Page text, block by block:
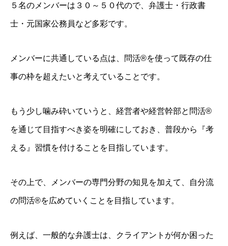
５名のメンバーは３０～５０代ので、弁護士・行政書
士・元国家公務員など多彩です。
メンバーに共通している点は、問活®を使って既存の仕
事の枠を超えたいと考えていることです。
もう少し噛み砕いていうと、経営者や経営幹部と問活®
を通じて目指すべき姿を明確にしておき、普段から『考
える』習慣を付けることを目指しています。
その上で、メンバーの専門分野の知見を加えて、自分流
の問活®を広めていくことを目指しています。
例えば、一般的な弁護士は、クライアントが何か困った